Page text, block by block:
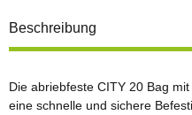
Beschreibung
Die abriebfeste CITY 20 Bag
eine schnelle und sichere